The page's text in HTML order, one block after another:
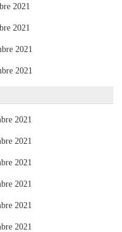
2021
2021
2021
2021
2021
2021
2021
2021
2021
2021